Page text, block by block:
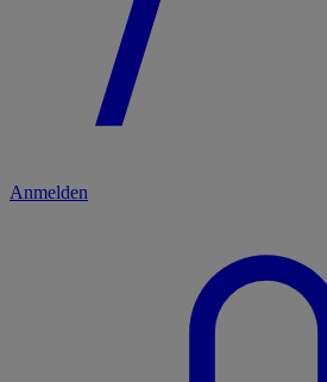
Anmelden